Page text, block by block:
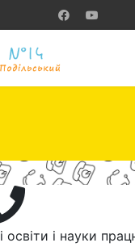
освіти і науки